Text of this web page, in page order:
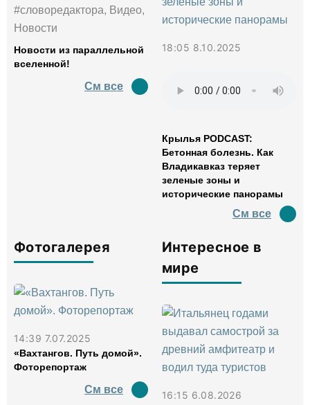
#словоредактора, Видео,
Новости
Новости из параллельной
вселенной!
См все
18:05 8.10.2025
Крылья PODCAST:
Бетонная болезнь. Как
Владикавказ теряет
зеленые зоны и
исторические панорамы
См все
Фотогалерея
14:39 7.07.2025
«Вахтангов. Путь домой».
Фоторепортаж
См все
Интересное в
мире
16:15 6.08.2026